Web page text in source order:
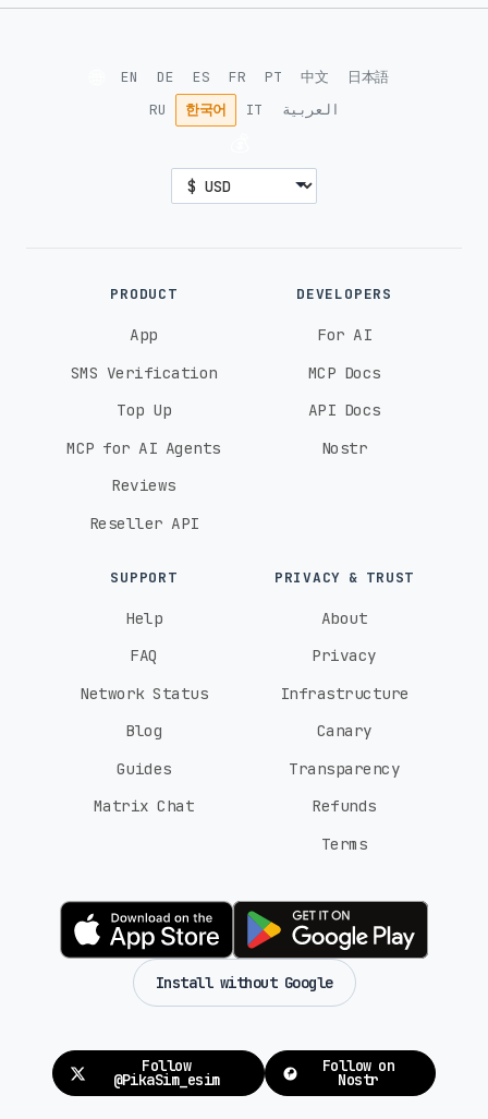
EN DE ES FR PT 中文
日本語
RU
한국어 IT العربية
PRODUCT
App
SMS Verification
Top Up
MCP for AI Agents
Reviews
Reseller API
DEVELOPERS
For AI
MCP Docs
API Docs
Nostr
SUPPORT
Help
FAQ
Network Status
Blog
Guides
Matrix Chat
PRIVACY & TRUST
About
Privacy
Infrastructure
Canary
Transparency
Refunds
Terms
Install without Google
Follow
@PikaSim_esim
Follow on
Nostr